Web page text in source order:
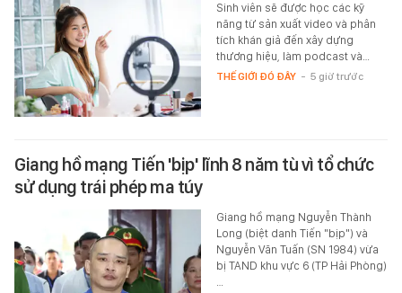
Sinh viên sẽ được học các kỹ
năng từ sản xuất video và phân
tích khán giả đến xây dựng
thương hiệu, làm podcast và…
THẾ GIỚI ĐÓ ĐÂY - 5 giờ trước
Giang hồ mạng Tiến 'bịp' lĩnh 8 năm tù vì tổ chức
sử dụng trái phép ma túy
Giang hồ mạng Nguyễn Thành
Long (biệt danh Tiến "bịp") và
Nguyễn Văn Tuấn (SN 1984) vừa
bị TAND khu vực 6 (TP Hải Phòng)
…